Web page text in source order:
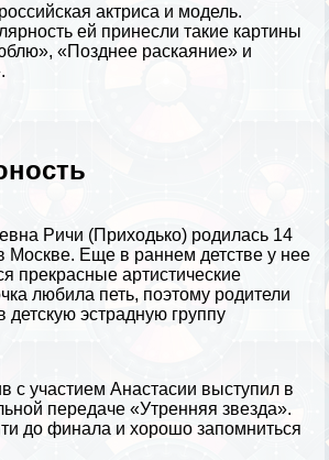
актриса и модель.
ей принесли такие картины
«Позднее раскаяние» и
Ричи (Приходько) родилась 14
Москве. Еще в раннем детстве у нее
прекрасные артистические
любила петь, поэтому родители
детскую эстрадную группу
с участием Анастасии выступил в
передаче «Утренняя звезда».
до финала и хорошо запомниться